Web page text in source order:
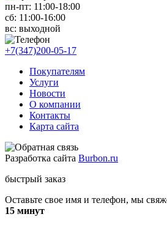
пн-пт: 11 :00-18:00
сб: 11 :00-16:00
вс: выходной
+7(347)200-05-17
Покупателям
Услуги
Новости
О компании
Контакты
Карта сайта
Разработка сайта Burbon.ru
быстрый заказ
Оставьте свое имя и телефон, мы
15 минут